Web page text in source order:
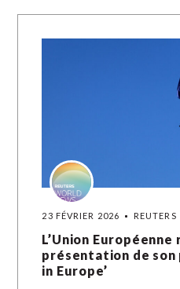
23 FÉVRIER 2026 REUTERS
L’Union
présentation de son
in Europe’